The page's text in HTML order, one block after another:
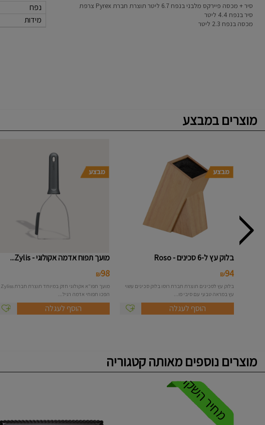
נפח
מידות
סיר + מכסה פיירקס מלבני בנפח 6.7 ליטר תוצרת חברת Pyrex צרפת
סיר בנפח 4.4 ליטר
מכסה בנפח 2.3 ליטר
מוצרים במבצע
בלוק עץ ל-6 סכינים - Roso
94
₪
בלוק עץ לסכינים תוצרת חברת רוסו בלוק סכינים עשוי
עץ במראה טבעי עם סיבי פו...
הוסף לעגלה
מועך תפוח אדמה אקולוגי - Zylis...
98
₪
מועך תפו"א אקולוגי חזק במיוחד תוצרת חברת Zyliss
הפכו תפוחי אדמה רגיל...
הוסף לעגלה
מוצרים נוספים מאותה קטגוריה
מחיר השקה